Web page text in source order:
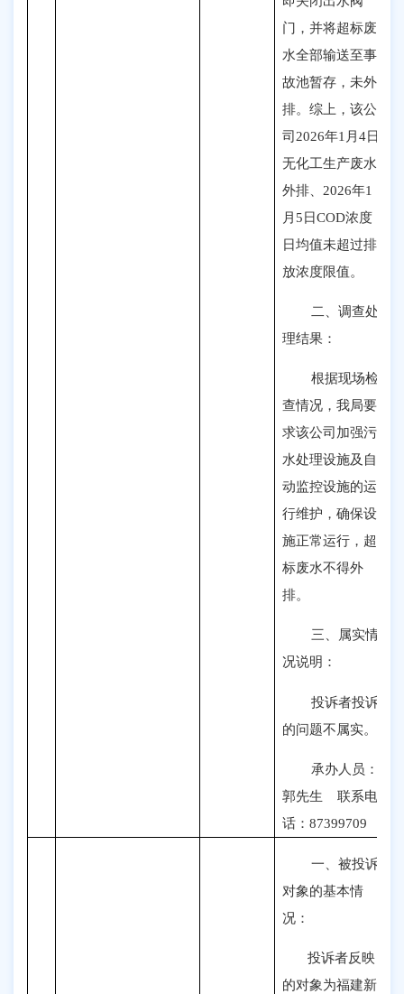
门，并将超标废
水全部输送至事
故池暂存，未外
排。综上，该公
司2026年1月4日
无化工生产废水
外排、2026年1
月5日COD浓度
日均值未超过排
放浓度限值。
二、 调查处
理结果：
根据现场检
查情况， 我局要
求该公司加强污
水处理设施及自
动监控设施的运
行维护，确保设
施正常运行，超
标废水不得外
排。
三、
属实情
况说明 ：
投诉者投诉
的问题不属实。
承办人员：
郭先生
联系电
话：87399709
一、被投诉
对象的基本情
况：
投诉者反映
的对象为福建新